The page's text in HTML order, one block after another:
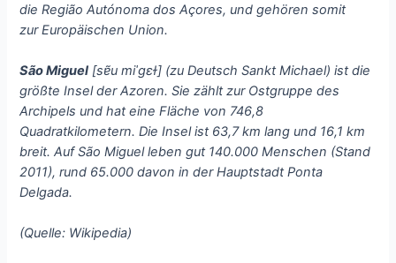
die Região Autónoma dos Açores, und gehören somit
zur Europäischen Union.
São Miguel [sɐ̃u miˈɡɛɫ] (zu Deutsch Sankt Michael) ist die
größte Insel der Azoren. Sie zählt zur Ostgruppe des
Archipels und hat eine Fläche von 746,8
Quadratkilometern. Die Insel ist 63,7 km lang und 16,1 km
breit. Auf São Miguel leben gut 140.000 Menschen (Stand
2011), rund 65.000 davon in der Hauptstadt Ponta
Delgada.
(Quelle: Wikipedia)